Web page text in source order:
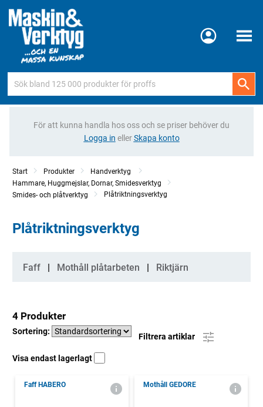
Meny
För att kunna handla hos oss och se priser behöver du
Logga in ellerSkapa konto
Start Produkter
Handverktyg
Hammare, Huggmejslar, Dornar, Smidesverktyg
Smides- och plåtverktyg
Plåtriktningsverktyg
Plåtriktningsverktyg
Kategorier
Faff Mothåll plåtarbeten Riktjärn
4 Produkter
Sortering:
Filtrera artiklar
Visa endast lagerlagt
Faff HABERO Mothåll GEDORE